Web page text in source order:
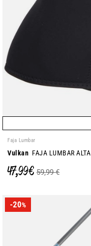
Faja Lumbar
Vulkan FAJA LUMBAR
47,99 € 59,99 €
-20%